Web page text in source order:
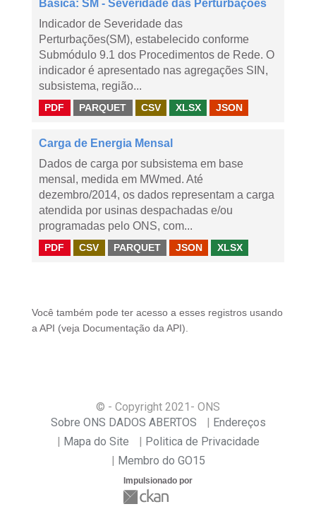
Básica: SM - Severidade das Perturbações
Indicador de Severidade das
Perturbações(SM), estabelecido conforme
Submódulo 9.1 dos Procedimentos de Rede. O
indicador é apresentado nas agregações SIN,
subsistema, região...
PDF PARQUET CSV XLSX JSON
Carga de Energia Mensal
Dados de carga por subsistema em base
mensal, medida em MWmed. Até
dezembro/2014, os dados representam a carga
atendida por usinas despachadas e/ou
programadas pelo ONS, com...
PDF CSV PARQUET JSON XLSX
Você também pode ter acesso a esses registros usando
a API (veja Documentação da API ).
© - Copyright 2021 - ONS
Sobre ONS DADOS ABERTOS
Endereços
Mapa do Site
Politica de Privacidade
Membro do GO15
Impulsionado por